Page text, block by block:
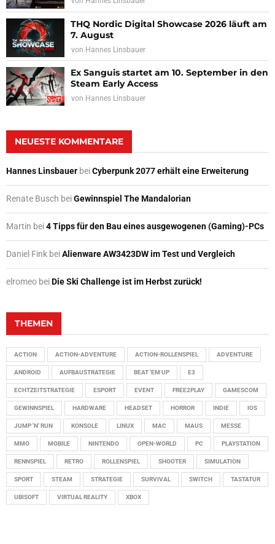
THQ Nordic Digital Showcase 2026 läuft am
7. August
von Hannes Linsbauer
Ex Sanguis startet am 10. September in den
Steam Early Access
von Hannes Linsbauer
NEUESTE KOMMENTARE
Hannes Linsbauer beiCyberpunk 2077 erhält eine Erweiterung
Renate Busch beiGewinnspiel The Mandalorian
Martin bei4 Tipps für den Bau eines ausgewogenen (Gaming)-PCs
Daniel Fink beiAlienware AW3423DW im Test und Vergleich
elromeo beiDie Ski Challenge ist im Herbst zurück!
THEMEN
ACTION ACTION-ADVENTURE ACTION-ROLLENSPIEL ADVENTURE
ANDROID AUFBAUSTRATEGIE BEAT 'EM UP E3
ECHTZEITSTRATEGIE ESPORT EVENT FREE2PLAY GAMESCOM
GEWINNSPIEL HARDWARE HEADSET HORROR INDIE IOS
JUMP 'N' RUN KONSOLE LINUX MAC MAUS MESSE
MMO MOBILE NINTENDO OPEN-WORLD PC PLAYSTATION
RENNSPIEL RETRO ROLLENSPIEL SHOOTER SIMULATION
SPORT STEAM STRATEGIE SURVIVAL SWITCH TASTATUR
UBISOFT VIRTUAL REALITY XBOX